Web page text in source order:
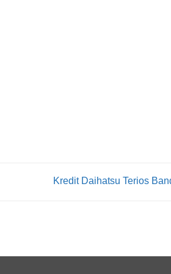
Kredit Daihatsu Terios